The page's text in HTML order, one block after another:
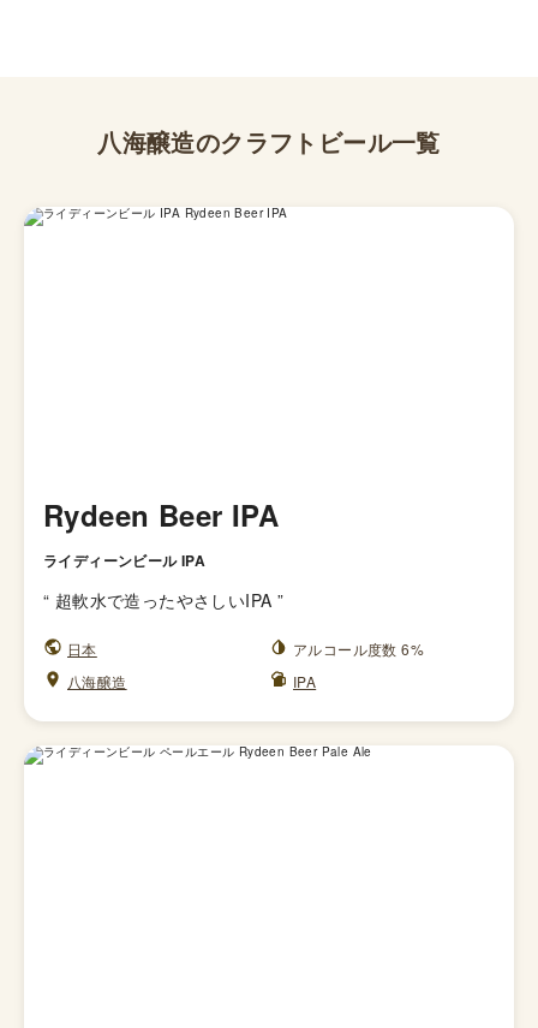
八海醸造のクラフトビール一覧
Rydeen Beer IPA
ライディーンビール IPA
“ 超軟水で造ったやさしいIPA ”
日本
アルコール度数 6%
八海醸造
IPA